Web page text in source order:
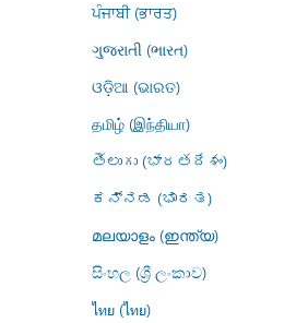
ਪੰਜਾਬੀ (ਭਾਰਤ)
ગુજરાતી (ભારત)
ଓଡ଼ିଆ (ଭାରତ)
தமிழ் (இந்தியா)
తెలుగు (భారతదేశం)
ಕನ್ನಡ (ಭಾರತ)
മലയാളം (ഇന്ത്യ)
සිංහල (ශ්‍රී ලංකාව)
ไทย (ไทย)